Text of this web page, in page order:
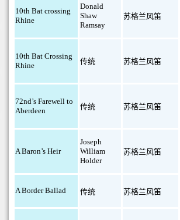
10th Bat crossing
Rhine
Donald
Shaw
Ramsay
苏格兰风笛
10th Bat Crossing
Rhine
传统 苏格兰风笛
72nd’s Farewell to
Aberdeen
传统 苏格兰风笛
A Baron’s Heir
Joseph
William
Holder
苏格兰风笛
A Border Ballad 传统 苏格兰风笛